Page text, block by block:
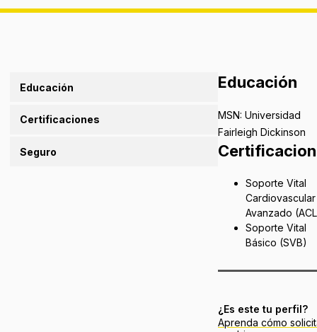
Educación
Certificaciones
Seguro
Educación
MSN: Universidad
Fairleigh Dickinson
Soporte Vital
Cardiovascular
Avanzado
Soporte Vital
Básico (SVB)
¿Es este tu perfil?
Aprenda cómo